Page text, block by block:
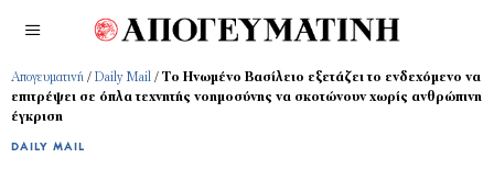
Απογευματινή / Daily Mail / Το Ηνωμένο Βασίλειο εξετάζει το ενδεχόμενο να
επιτρέψει σε όπλα τεχνητής νοημοσύνης να σκοτώνουν χωρίς ανθρώπινη
έγκριση
DAILY MAIL